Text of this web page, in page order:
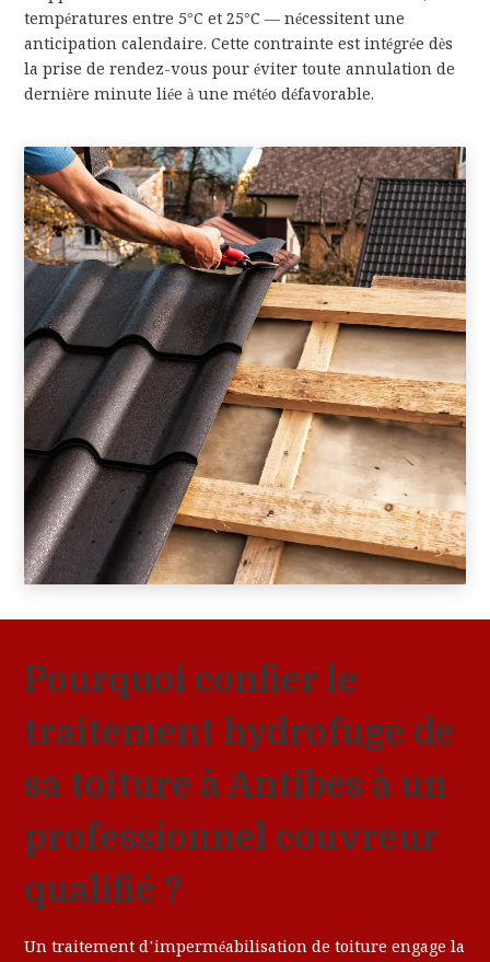
températures entre 5°C et 25°C — nécessitent une
anticipation calendaire. Cette contrainte est intégrée dès
la prise de rendez-vous pour éviter toute annulation de
dernière minute liée à une météo défavorable.
Pourquoi confier le
traitement hydrofuge de
sa toiture à Antibes à un
professionnel couvreur
qualifié ?
Un traitement d’imperméabilisation de toiture engage la